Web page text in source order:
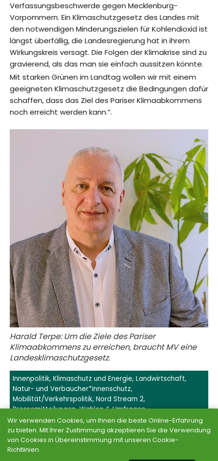
Verfassungsbeschwerde gegen Mecklenburg-
Vorpommern. Ein Klimaschutzgesetz des Landes mit
den notwendigen Minderungszielen für Kohlendioxid ist
längst überfällig, die Landesregierung hat in ihrem
Wirkungskreis versagt. Die Folgen der Klimakrise sind zu
gravierend, als das man sie einfach aussitzen könnte.
Mit starken Grünen im Landtag wollen wir mit einem
geeigneten Klimaschutzgesetz die Bedingungen dafür
schaffen, dass das Ziel des Pariser Klimaabkommens
noch erreicht werden kann.“.
Harald Terpe: Um die Ziele des Pariser
Klimaabkommens zu erreichen, braucht MV eine
Landesklimaschutzgesetz.
Innenpolitik, Klimaschutz und Energie, Landwirtschaft,
Natur- und Verbaucher*innenschutz,
Mobilität/Verkehrspolitik, Nord Stream 2,
Pressemitteilungen,Wahlen & Umfragen
Wir verwenden Cookies, um Ihnen die beste Online-Erfahrung
zu bieten. Mit Ihrer Zustimmung akzeptieren Sie die Verwendung
von Cookies in Übereinstimmung mit unseren Cookie-
Richtlinien.